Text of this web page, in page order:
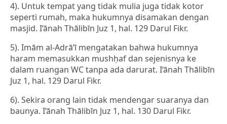
4). Untuk tempat yang tidak mulia juga tidak kotor
seperti rumah, maka hukumnya disamakan dengan
masjid. I‘ānah Thālibīn Juz 1, hal. 129 Darul Fikr.
5). Imām al-Adrā’ī mengatakan bahwa hukumnya
haram memasukkan mushḥaf dan sejenisnya ke
dalam ruangan WC tanpa ada darurat. I‘ānah Thālibīn
Juz 1, hal. 129 Darul Fikr.
6). Sekira orang lain tidak mendengar suaranya dan
baunya. I‘ānah Thālibīn Juz 1, hal. 130 Darul Fikr.